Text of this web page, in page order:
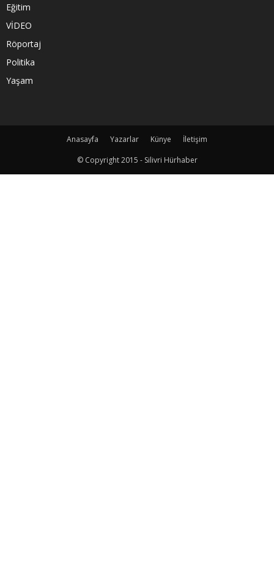
Eğitim
VİDEO
Röportaj
Politika
Yaşam
Anasayfa Yazarlar Künye
İletişim
© Copyright 2015 - Silivri Hürhaber